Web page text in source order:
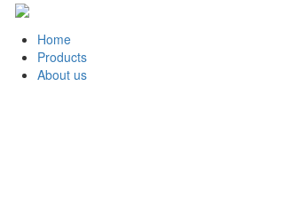
Home
Products
About us